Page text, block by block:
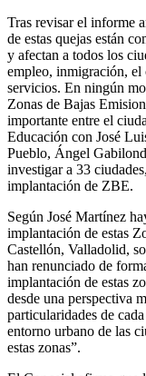
Tras revisar el informe
de estas quejas están
y afectan a todos los
empleo, inmigración, el
servicios. En ningún
Zonas de Bajas
importante entre el
Educación con José
Pueblo, Ángel
investigar a 33
implantación de ZBE.
Según José Martínez
implantación de estas
Castellón, Valladolid,
han renunciado de
implantación de estas
desde una perspectiva
particularidades de
entorno urbano de las
estas zonas”.